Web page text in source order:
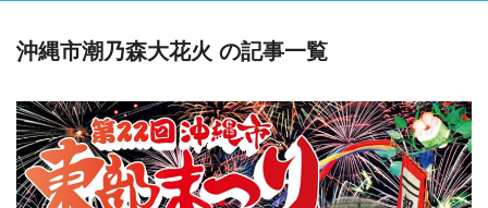
沖縄市潮乃森大花火 の記事一覧